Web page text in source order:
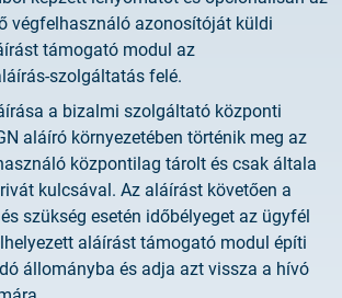
végfelhasználó azonosítóját küldi
támogató modul az
szolgáltatás felé.
a bizalmi szolgáltató központi
aláíró környezetében történik meg az
központilag tárolt és csak általa
kulcsával. Az aláírást követően a
szükség esetén időbélyeget az ügyfél
aláírást támogató modul építi
állományba és adja azt vissza a hívó